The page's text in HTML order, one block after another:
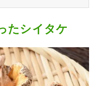
たシイタケ